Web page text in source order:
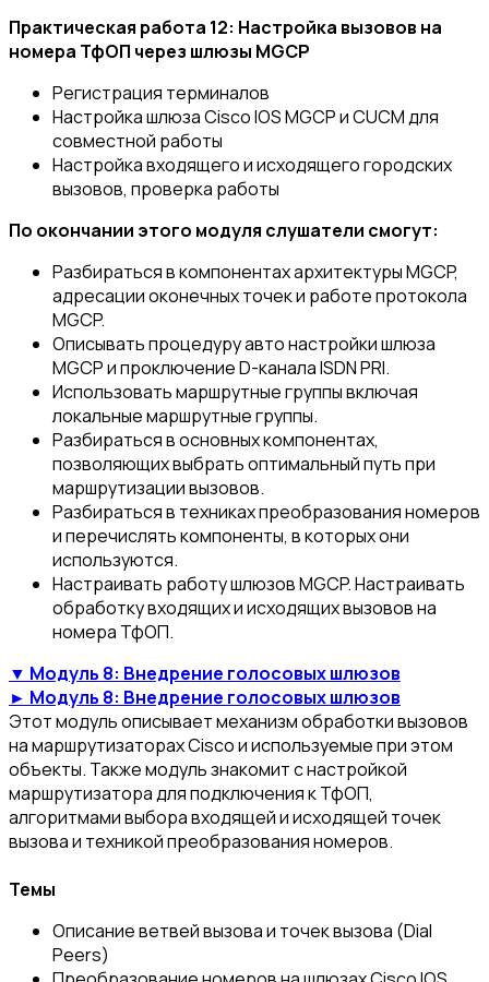
Практическая работа 12: Настройка вызовов на
номера ТфОП через шлюзы MGCP
Регистрация терминалов
Настройка шлюза Cisco IOS MGCP и CUCM для
совместной работы
Настройка входящего и исходящего городских
вызовов, проверка работы
По окончании этого модуля слушатели смогут:
Разбираться в компонентах архитектуры MGCP,
адресации оконечных точек и работе протокола
MGCP.
Описывать процедуру авто настройки шлюза
MGCP и проключение D-канала ISDN PRI.
Использовать маршрутные группы включая
локальные маршрутные группы.
Разбираться в основных компонентах,
позволяющих выбрать оптимальный путь при
маршрутизации вызовов.
Разбираться в техниках преобразования номеров
и перечислять компоненты, в которых они
используются.
Настраивать работу шлюзов MGCP. Настраивать
обработку входящих и исходящих вызовов на
номера ТфОП.
▼ Модуль 8: Внедрение голосовых шлюзов
► Модуль 8: Внедрение голосовых шлюзов
Этот модуль описывает механизм обработки вызовов
на маршрутизаторах Cisco и используемые при этом
объекты. Также модуль знакомит с настройкой
маршрутизатора для подключения к ТфОП,
алгоритмами выбора входящей и исходящей точек
вызова и техникой преобразования номеров.
Темы
Описание ветвей вызова и точек вызова (Dial
Peers)